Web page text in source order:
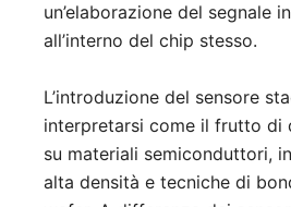
un’elaborazione del segnale
all’interno del chip stesso.
L’introduzione del sensore
interpretarsi come il frutto di
su materiali semiconduttori,
alta densità e tecniche di